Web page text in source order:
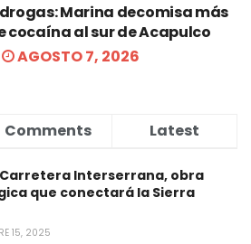
Marina decomisa más
cocaína al sur de Acapulco
AGOSTO 7, 2026
Comments Latest
Interserrana, obra
que conectará la Sierra
15, 2025